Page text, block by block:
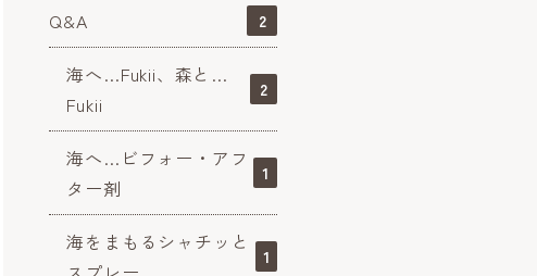
Q&A 2
海へ…Fukii、森と…
Fukii
2
海へ…ビフォー・アフ
ター剤
1
海をまもるシャチッと
1